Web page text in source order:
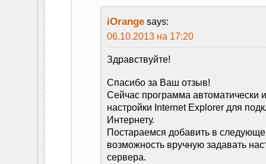
iOrange says:
06.10.2013 на 17:20
Здравствуйте!
Спасибо за Ваш отзыв!
Сейчас программа автоматически
настройки Internet Explorer для
Интернету.
Постараемся добавить в
возможность вручную задавать
сервера.